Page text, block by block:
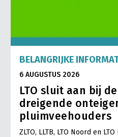
BELANGRIJKE
6 AUGUSTUS 2026
LTO sluit aan bij
dreigende
pluimveehouders
ZLTO, LLTB, LTO Noord en